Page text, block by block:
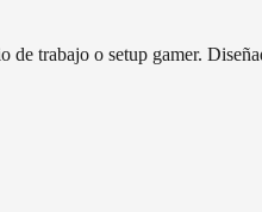
trabajo o setup gamer.